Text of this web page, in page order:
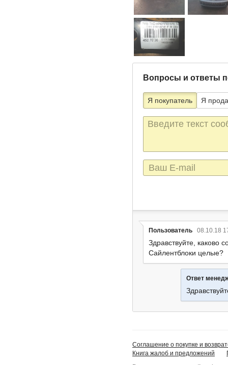
Вопросы и ответы
Я покупатель Я
Текст
сообщения
E-
mail
Пользователь 08.10.18
Здравствуйте, каково
Сайлентблоки целые?
Ответ
Соглашение о покупке и
Книга жалоб и предложений